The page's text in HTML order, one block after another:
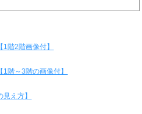
階2階画像付】
階～3階の画像付】
え方】